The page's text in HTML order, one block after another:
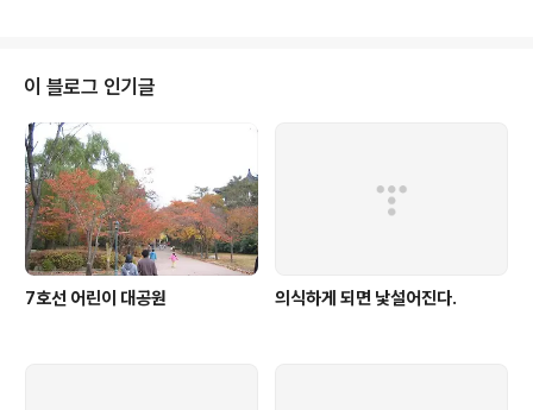
{"key":"value"} 이렇게 엄격하게 지키더군요. 이렇게 생성하지 않을 경우에
는 JSON을 object로 인식하지않고 ..
이 블로그 인기글
7호선 어린이 대공원 의식하게 되면 낯설어진다.